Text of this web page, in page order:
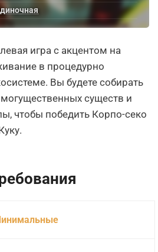
игра с акцентом на
в процедурно
Вы будете собирать
существ и
чтобы победить Корпо-секо